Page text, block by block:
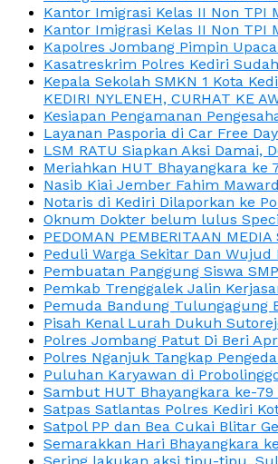
Kantor Imigrasi Kelas II Non TPI
Kantor Imigrasi Kelas II Non TPI
Kapolres Jombang Pimpin
Kasatreskrim Polres Kediri
Kepala Sekolah SMKN 1 Kota
KEDIRI NYLENEH, CURHAT KE
Kesiapan Pengamanan
Layanan Pasporia di Car Free
LSM RATU Siapkan Aksi Damai,
Meriahkan HUT Bhayangkara ke
Nasib Kiai Jember Fahim
Notaris di Kediri Dilaporkan ke
Oknum Dokter belum lulus
PEDOMAN PEMBERITAAN MEDIA
Peduli Warga Sekitar Dan Wujud
Pembuatan Panggung Siswa
Pemkab Trenggalek Jalin
Pemuda Bandung Tulungagung
Pisah Kenal Lurah Dukuh
Polres Jombang Patut Di Beri
Polres Nganjuk Tangkap
Puluhan Karyawan di
Sambut HUT Bhayangkara ke-
Satpas Satlantas Polres Kediri
Satpol PP dan Bea Cukai Blitar
Semarakkan Hari Bhayangkara